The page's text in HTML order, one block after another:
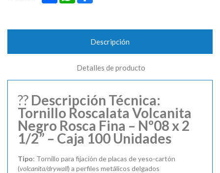
Descripción
Detalles de producto
?? Descripción Técnica:
Tornillo Roscalata Volcanita
Negro Rosca Fina – Nº08 x 2
1/2” – Caja 100 Unidades
Tipo: Tornillo para fijación de placas de yeso-cartón
(volcanita/drywall) a perfiles metálicos delgados